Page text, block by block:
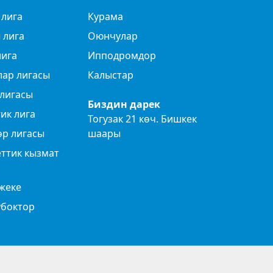
лигасы
лига
лигасы
кызмат
Курама
Оюнчулар
Ипподромдор
Калыстар
Биздин дарек
Тогузак 21 көч. Бишкек
шаары